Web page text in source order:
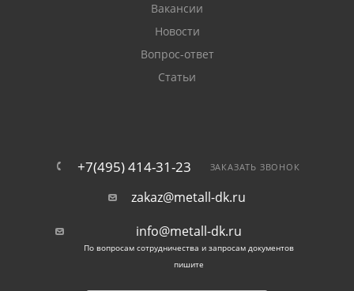
Вакансии
Новости
Вопрос-ответ
Статьи
+7(495) 414-31-23 ЗАКАЗАТЬ ЗВОНОК
zakaz@metall-dk.ru
info@metall-dk.ru
По вопросам сотрудничества и запросам документов
пишите